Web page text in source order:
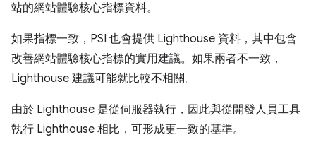
站的網站體驗核心指標資料。
如果指標一致，PSI 也會提供 Lighthouse 資料，其中包含
改善網站體驗核心指標的實用建議。如果兩者不一致，
Lighthouse 建議可能就比較不相關。
由於 Lighthouse 是從伺服器執行，因此與從開發人員工具
執行 Lighthouse 相比，可形成更一致的基準。